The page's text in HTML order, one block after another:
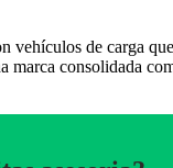
vehículos de carga que
marca consolidada